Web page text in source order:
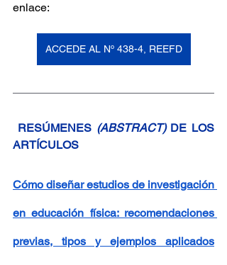
enlace:
ACCEDE AL Nº 438-4, REEFD
RESÚMENES (ABSTRACT) DE LOS
ARTÍCULOS
Cómo diseñar estudios de investigación
en educación física: recomendaciones
previas, tipos y ejemplos aplicados